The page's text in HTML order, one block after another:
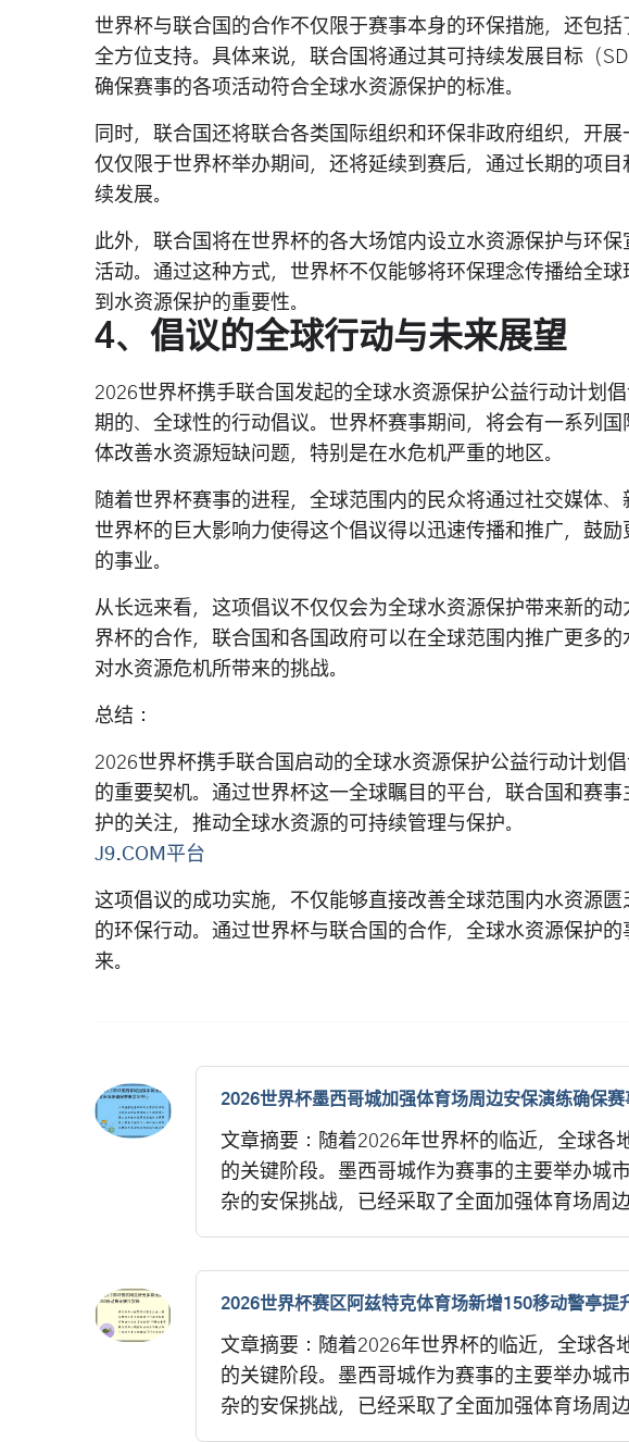
世界杯与联合国的合作不仅限于赛事本身的环保措施，还包
全方位支持。具体来说，联合国将通过其可持续发展目标（
确保赛事的各项活动符合全球水资源保护的标准。
同时，联合国还将联合各类国际组织和环保非政府组织，开
仅仅限于世界杯举办期间，还将延续到赛后，通过长期的项
续发展。
此外，联合国将在世界杯的各大场馆内设立水资源保护与环
活动。通过这种方式，世界杯不仅能够将环保理念传播给全
到水资源保护的重要性。
4、倡议的全球行动与未来展望
2026世界杯携手联合国发起的全球水资源保护公益行动计划
期的、全球性的行动倡议。世界杯赛事期间，将会有一系列
体改善水资源短缺问题，特别是在水危机严重的地区。
随着世界杯赛事的进程，全球范围内的民众将通过社交媒体
世界杯的巨大影响力使得这个倡议得以迅速传播和推广，鼓
的事业。
从长远来看，这项倡议不仅仅会为全球水资源保护带来新的
界杯的合作，联合国和各国政府可以在全球范围内推广更多
对水资源危机所带来的挑战。
总结：
2026世界杯携手联合国启动的全球水资源保护公益行动计划
的重要契机。通过世界杯这一全球瞩目的平台，联合国和赛
护的关注，推动全球水资源的可持续管理与保护。
J9.COM平台
这项倡议的成功实施，不仅能够直接改善全球范围内水资源
的环保行动。通过世界杯与联合国的合作，全球水资源保护
来。
2026世界杯墨西哥城加强体育场周边安保演练确保
文章摘要：随着2026年世界杯的临近，全球各
的关键阶段。墨西哥城作为赛事的主要举办城
杂的安保挑战，已经采取了全面加强体育场周
2026世界杯赛区阿兹特克体育场新增150移动警亭提
文章摘要：随着2026年世界杯的临近，全球各
的关键阶段。墨西哥城作为赛事的主要举办城
杂的安保挑战，已经采取了全面加强体育场周